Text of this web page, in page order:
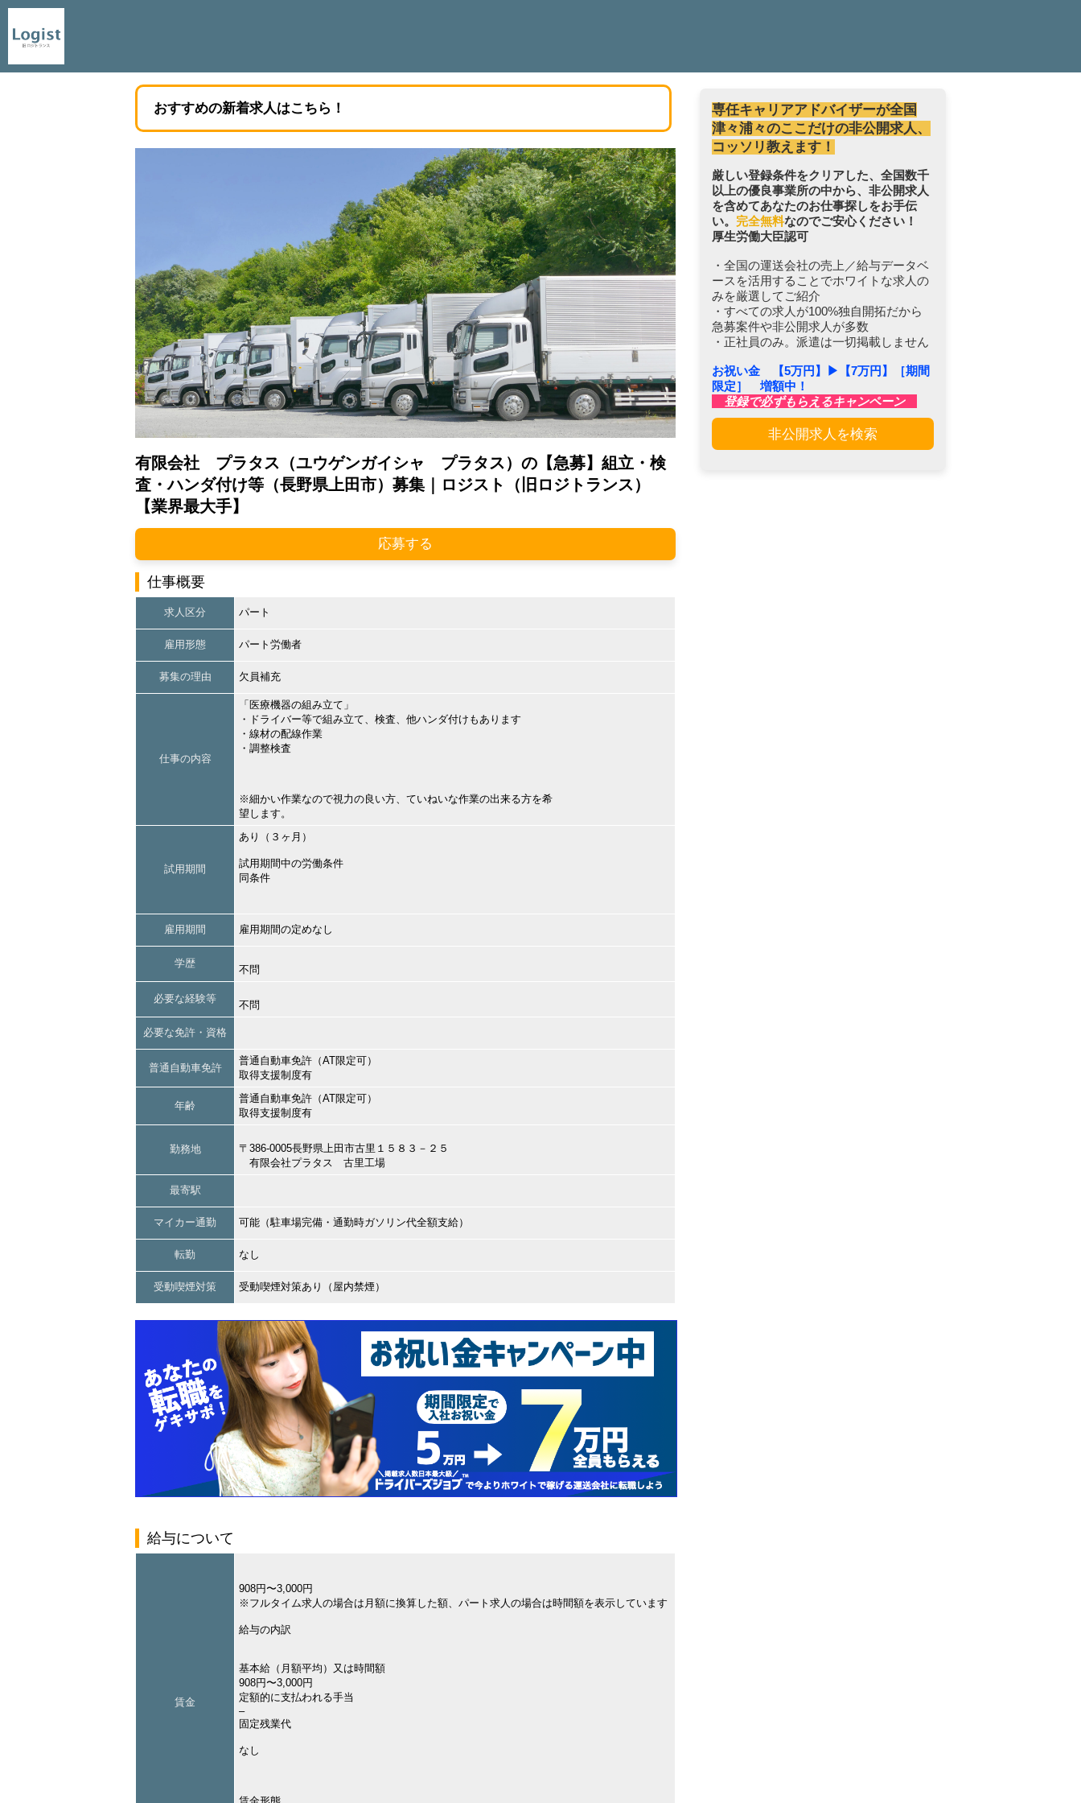
おすすめの新着求人はこちら！
有限会社 プラタス（ユウゲンガイシャ プラタス）の【急募】組立・検
査・ハンダ付け等（長野県上田市）募集｜ロジスト（旧ロジトランス）
【業界最大手】
応募する
仕事概要
求人区分 パート
雇用形態 パート労働者
募集の理由 欠員補充
仕事の内容
「医療機器の組み立て」
・ドライバー等で組み立て、検査、他ハンダ付けもあります
・線材の配線作業
・調整検査
※細かい作業なので視力の良い方、ていねいな作業の出来る方を希
望します。
試用期間
あり（３ヶ月）
試用期間中の労働条件
同条件
雇用期間 雇用期間の定めなし
学歴
不問
必要な経験等
不問
必要な免許・資格
普通自動車免許
普通自動車免許（AT限定可）
取得支援制度有
年齢
普通自動車免許（AT限定可）
取得支援制度有
勤務地
〒386-0005長野県上田市古里１５８３－２５
有限会社プラタス 古里工場
最寄駅
マイカー通勤 可能（駐車場完備・通勤時ガソリン代全額支給）
転勤 なし
受動喫煙対策 受動喫煙対策あり（屋内禁煙）
給与について
賃金
908円〜3,000円
※フルタイム求人の場合は月額に換算した額、パート求人の場合は時間額を表示しています
給与の内訳
基本給（月額平均）又は時間額
908円〜3,000円
定額的に支払われる手当
–
固定残業代
なし
専任キャリアアドバイザーが全国
津々浦々のここだけの非公開求人、
コッソリ教えます！
厳しい登録条件をクリアした、全国数千
以上の優良事業所の中から、非公開求人
を含めてあなたのお仕事探しをお手伝
い。 完全無料なのでご安心ください！
厚生労働大臣認可
・全国の運送会社の売上／給与データベ
ースを活用することでホワイトな求人の
みを厳選してご紹介
・すべての求人が100%独自開拓だから
急募案件や非公開求人が多数
・正社員のみ。派遣は一切掲載しません
お祝い金 【5万円】▶︎【7万円】［期間
限定］ 増額中！
登録で必ずもらえるキャンペーン
非公開求人を検索